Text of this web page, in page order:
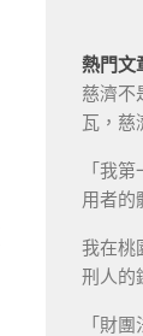
熱門文
慈濟不
瓦，慈
「我
用者的
我在桃
刑人的
「財